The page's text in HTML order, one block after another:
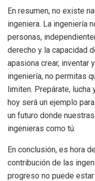
En resumen, no existe
ingeniera. La ingeniería
personas,
derecho y la capacidad
apasiona crear, inventar
ingeniería, no permitas
limiten. Prepárate, lucha
hoy será un ejemplo
un futuro donde
ingenieras como tú.
En conclusión, es hora
contribución de las
progreso no puede